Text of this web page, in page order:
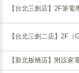
【台北三創店】2F筆電
【台北三創二店】2F
【新北板橋店】附設家